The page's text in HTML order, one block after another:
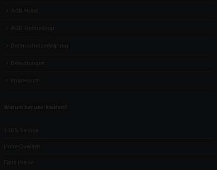
AGB Hotel
AGB Onlineshop
Datenschutzerklärung
Bewertungen
Impressum
Warum bei uns kaufen?
100% Service
Hohe Qualität
Faire Preise